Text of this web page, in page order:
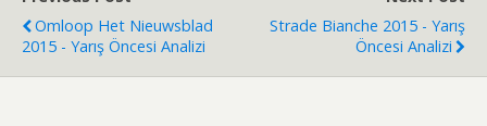
Omloop Het Nieuwsblad
2015 - Yarış Öncesi Analizi
Strade Bianche 2015 - Yarış
Öncesi Analizi